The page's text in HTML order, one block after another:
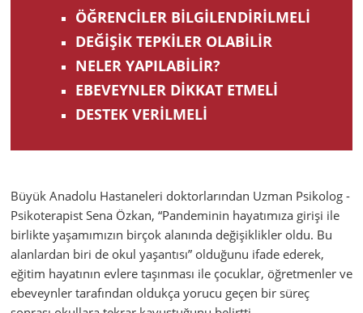
ÖĞRENCİLER BİLGİLENDİRİLMELİ
DEĞİŞİK TEPKİLER OLABİLİR
NELER YAPILABİLİR?
EBEVEYNLER DİKKAT ETMELİ
DESTEK VERİLMELİ
Büyük Anadolu Hastaneleri doktorlarından Uzman Psikolog -
Psikoterapist Sena Özkan, “Pandeminin hayatımıza girişi ile
birlikte yaşamımızın birçok alanında değişiklikler oldu. Bu
alanlardan biri de okul yaşantısı” olduğunu ifade ederek,
eğitim hayatının evlere taşınması ile çocuklar, öğretmenler ve
ebeveynler tarafından oldukça yorucu geçen bir süreç